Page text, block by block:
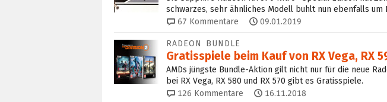
schwarzes, sehr ähnliches Modell buhlt nun ebenfalls um
67 Kommentare 09.01.2019
RADEON BUNDLE
Gratisspiele beim Kauf von RX Vega, RX
AMDs jüngste Bundle-Aktion gilt nicht nur für die neue
bei RX Vega, RX 580 und RX 570 gibt es Gratisspiele.
126 Kommentare 16.11.2018